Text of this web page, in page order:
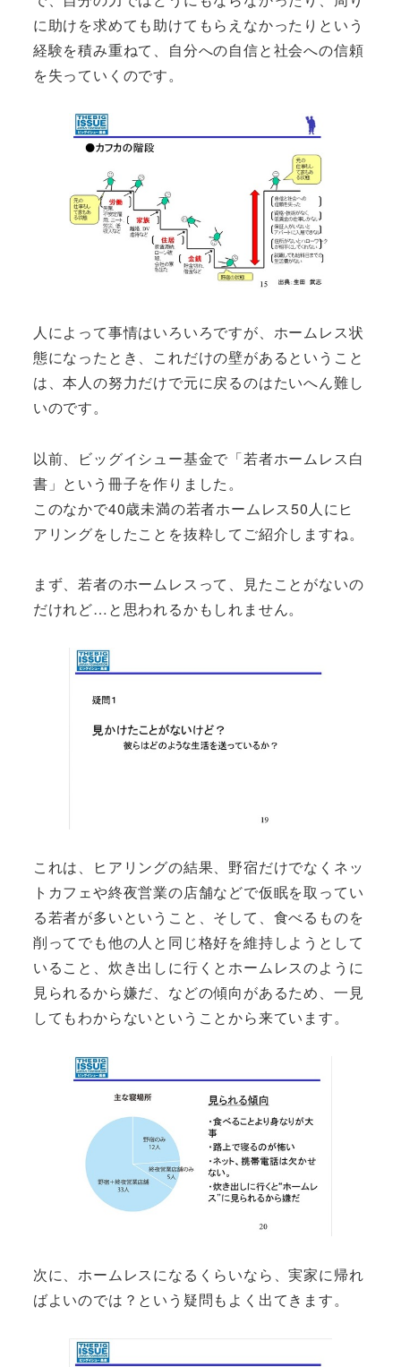
に助けを求めても助けてもらえなかったりという
経験を積み重ねて、自分への自信と社会への信頼
を失っていくのです。
人によって事情はいろいろですが、ホームレス状
態になったとき、これだけの壁があるということ
は、本人の努力だけで元に戻るのはたいへん難し
いのです。
以前、ビッグイシュー基金で「若者ホームレス白
書」という冊子を作りました。
このなかで40歳未満の若者ホームレス50人にヒ
アリングをしたことを抜粋してご紹介しますね。
まず、若者のホームレスって、見たことがないの
だけれど…と思われるかもしれません。
これは、ヒアリングの結果、野宿だけでなくネッ
トカフェや終夜営業の店舗などで仮眠を取ってい
る若者が多いということ、そして、食べるものを
削ってでも他の人と同じ格好を維持しようとして
いること、炊き出しに行くとホームレスのように
見られるから嫌だ、などの傾向があるため、一見
してもわからないということから来ています。
次に、ホームレスになるくらいなら、実家に帰れ
ばよいのでは？という疑問もよく出てきます。